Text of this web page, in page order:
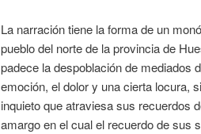
La narración tiene la forma de un
pueblo del norte de la provincia de
padece la despoblación de mediados
emoción, el dolor y una cierta locura,
inquieto que atraviesa sus recuerdos
amargo en el cual el recuerdo de sus